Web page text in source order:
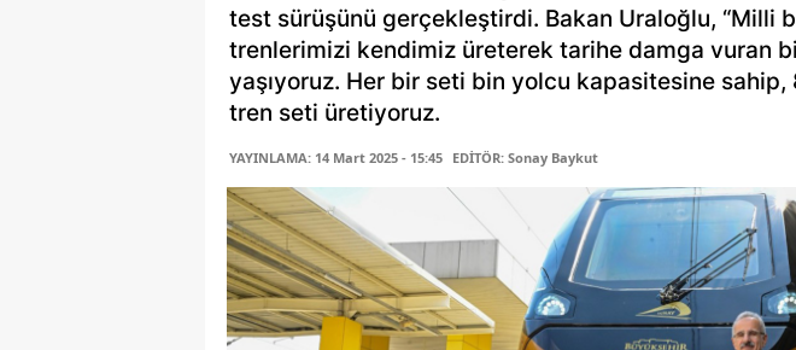
Artvin
Bilecik
Bingöl
Bitlis
test sürüşünü gerçekleştirdi. Bakan Uraloğlu, “Milli
trenlerimizi kendimiz üreterek tarihe damga vuran
yaşıyoruz. Her bir seti bin yolcu kapasitesine
tren seti üretiyoruz.
YAYINLAMA: 14 Mart 2025 - 15:45 EDİTÖR: Sonay Baykut